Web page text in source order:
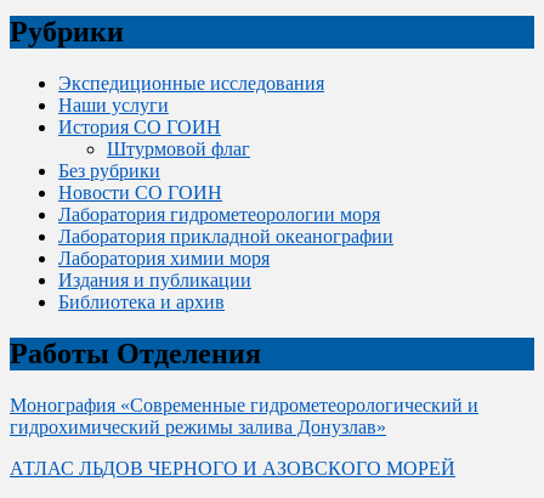
Рубрики
Экспедиционные исследования
Наши услуги
История СО ГОИН
Штурмовой флаг
Без рубрики
Новости СО ГОИН
Лаборатория гидрометеорологии моря
Лаборатория прикладной океанографии
Лаборатория химии моря
Издания и публикации
Библиотека и архив
Работы Отделения
Монография «Современные гидрометеорологический и
гидрохимический режимы залива Донузлав»
АТЛАС ЛЬДОВ ЧЕРНОГО И АЗОВСКОГО МОРЕЙ